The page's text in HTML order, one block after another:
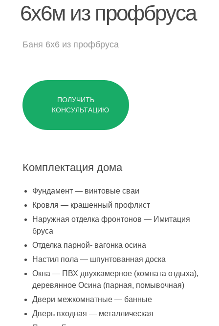
Отзывы о компании
Контакты
г. Владимир,
[ наши соцсети ]
6х6м из профбруса
Баня 6х6 из профбруса
ПОЛУЧИТЬ
КОНСУЛЬТАЦИЮ
Комплектация дома
Фундамент — винтовые сваи
Кровля — крашенный профлист
Наружная отделка фронтонов — Имитация
бруса
Отделка парной- вагонка осина
Настил пола — шпунтованная доска
Окна — ПВХ двухкамерное (комната отдыха),
деревянное Осина (парная, помывочная)
Двери межкомнатные — банные
Дверь входная — металлическая